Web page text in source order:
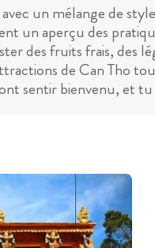
un mélange de
un aperçu des
des fruits frais, des
de Can Tho
sentir bienvenu, et